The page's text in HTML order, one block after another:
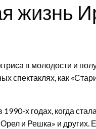
жизнь
в молодости и
спектаклях, как
х годах, когда
и Решка» и других.